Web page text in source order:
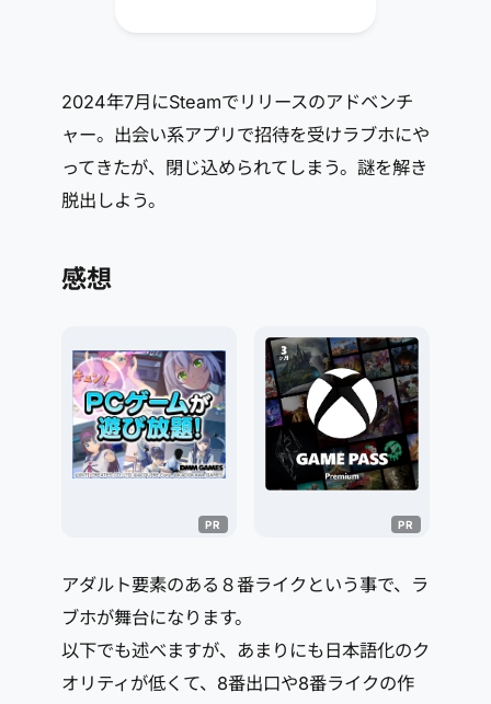
2024年7月にSteamでリリースのアドベンチ
ャー。出会い系アプリで招待を受けラブホにや
ってきたが、閉じ込められてしまう。謎を解き
脱出しよう。
感想
アダルト要素のある８番ライクという事で、ラ
ブホが舞台になります。
以下でも述べますが、あまりにも日本語化のク
オリティが低くて、8番出口や8番ライクの作